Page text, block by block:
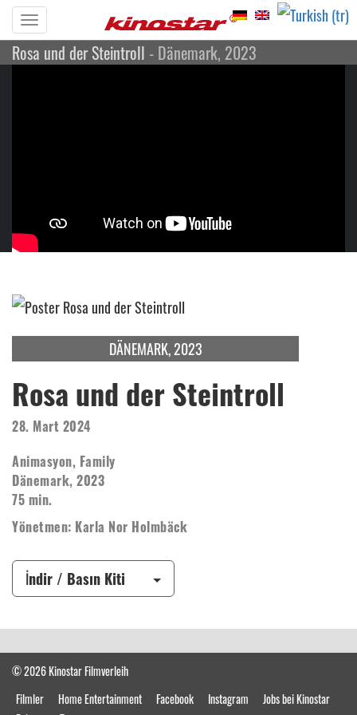
Toggle
navigation
Rosa und der Steintroll - Dänemark, 2023
Dänemark, 2023
Fragman
DÄNEMARK, 2023
Rosa und der Steintroll
28. Mart 2024
Animasyon, Family
Dänemark, 2023
75 min.
Yönetmen: Karla Nor Holmbäck
İndir / Basın Kiti
© 2026 Kinostar Filmverleih
Filmler
Home Entertainment Facebook Instagram
Jobs bei Kinostar